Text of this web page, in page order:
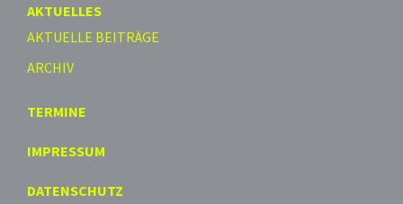
AKTUELLES
AKTUELLE BEITRÄGE
ARCHIV
TERMINE
IMPRESSUM
DATENSCHUTZ